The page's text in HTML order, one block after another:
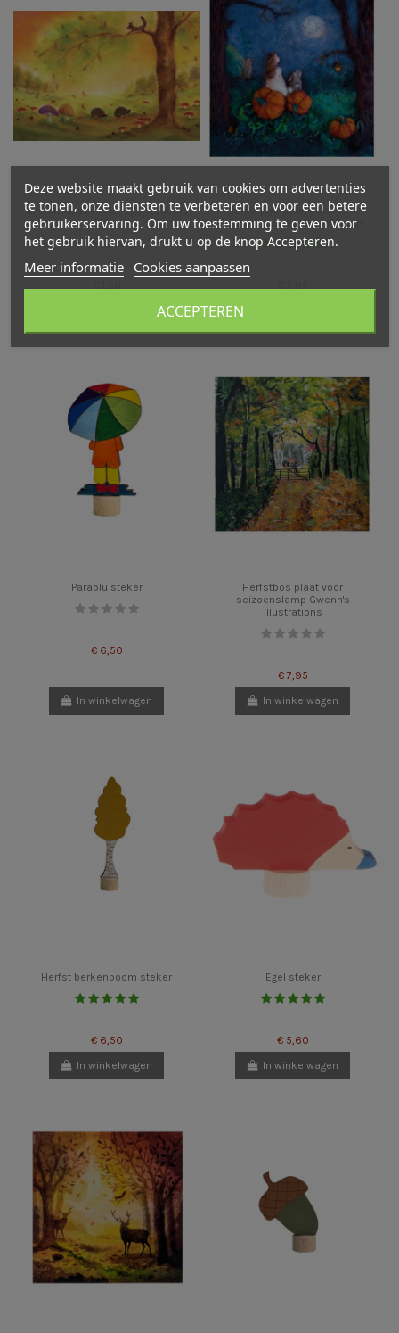
Ansichtkaart Herfst egels Baukje
Exler
Herfst pompoen plaat voor
seizoenslamp Het Wol Feetje
Paraplu steker
€ 6,50
In winkelwagen
Herfstbos plaat voor
seizoenslamp Gwenn's
Illustrations
€ 7,95
In winkelwagen
Herfst berkenboom steker
€ 6,50
In winkelwagen
Egel steker
€ 5,60
In winkelwagen
Deze website maakt gebruik van cookies om advertenties
te tonen, onze diensten te verbeteren en voor een betere
gebruikerservaring. Om uw toestemming te geven voor
het gebruik hiervan, drukt u op de knop Accepteren.
Meer informatie Cookies aanpassen
ACCEPTEREN